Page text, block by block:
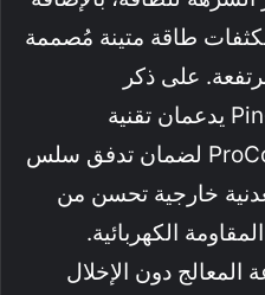
طاقة متينة مُصممة
على ذكر
المعالجات، يوجد منفذي 8-Pin يدعمان تقنية
ProCool II Power Connectors لضمان تدفق سلس
خارجية تحسن من
الكهربائية.
دون الإخلال